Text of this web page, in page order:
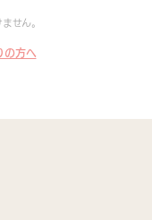
せん。
の方へ